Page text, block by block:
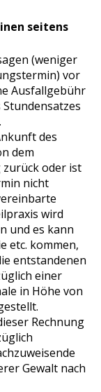
seitens
(weniger
vor
Ausfallgebühr
Stundensatzes
des
dem
oder ist
nicht
wird
und es kann
etc. kommen,
entstandenen
einer
in Höhe von
Rechnung
Gewalt nach